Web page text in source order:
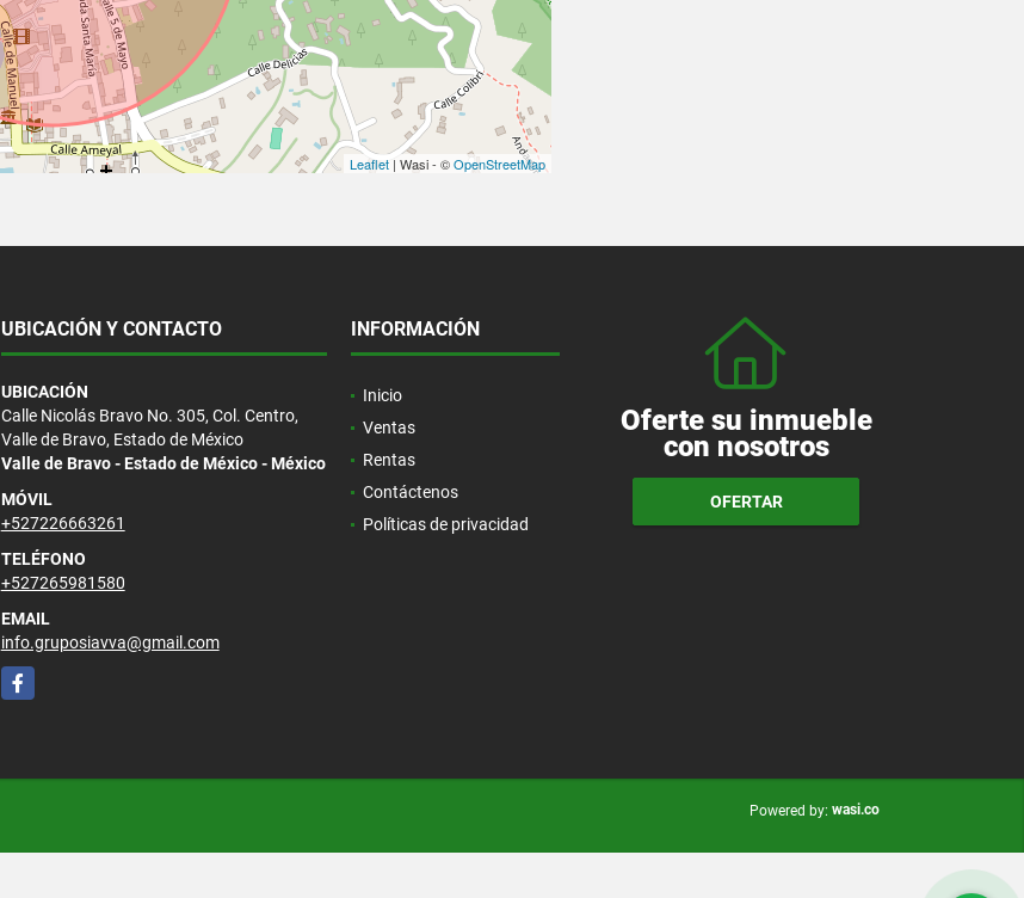
Leaflet| Wasi - ©OpenStreetMap
UBICACIÓN Y CONTACTO
UBICACIÓN
Calle Nicolás Bravo No. 305, Col. Centro,
Valle de Bravo, Estado de México
Valle de Bravo - Estado de México - México
MÓVIL
+527226663261
TELÉFONO
+527265981580
EMAIL
info.gruposiavva@gmail.com
Facebook
INFORMACIÓN
Inicio
Ventas
Rentas
Contáctenos
Políticas de privacidad
Oferte su inmueble
con nosotros
OFERTAR
Powered by: wasi.co